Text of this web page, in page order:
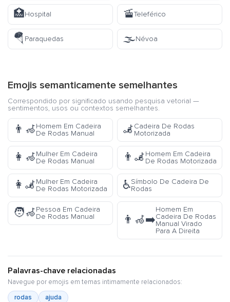
🏥Hospital 🚡Teleférico
🪂 Paraquedas 🌫️Névoa
Emojis semanticamente semelhantes
Correspondido por significado usando pesquisa vetorial —
sentimentos, usos ou contextos semelhantes.
👨‍🦽Homem Em Cadeira
De Rodas Manual
🦼Cadeira De Rodas
Motorizada
👩‍🦽Mulher Em Cadeira
De Rodas Manual
👨‍🦼Homem Em Cadeira
De Rodas Motorizada
👩‍🦼Mulher Em Cadeira
De Rodas Motorizada
♿Símbolo De Cadeira De
Rodas
🧑‍🦽Pessoa Em Cadeira
De Rodas Manual
👨‍🦽‍➡️
Homem Em
Cadeira De Rodas
Manual Virado
Para A Direita
Palavras-chave relacionadas
Navegue por emojis em temas intimamente relacionados:
rodas
ajuda